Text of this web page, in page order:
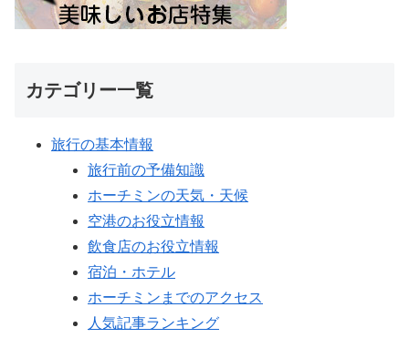
カテゴリー一覧
旅行の基本情報
旅行前の予備知識
ホーチミンの天気・天候
空港のお役立情報
飲食店のお役立情報
宿泊・ホテル
ホーチミンまでのアクセス
人気記事ランキング